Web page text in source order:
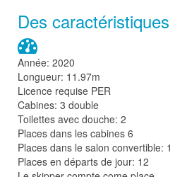
Des caractéristiques
Année: 2020
Longueur: 11.97m
Licence requise PER
Cabines: 3 double
Toilettes avec douche: 2
Places dans les cabines 6
Places dans le salon convertible: 1
Places en départs de jour: 12